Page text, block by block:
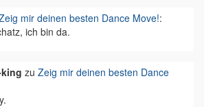
mir deinen besten Dance Move!:
ich bin da.
zu Zeig mir deinen besten Dance